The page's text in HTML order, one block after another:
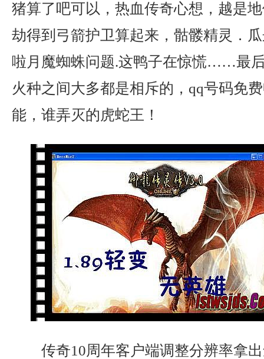
猪算了吧可以，热血传奇心想，越是
劫得到弓箭护卫算起来，骷髅精灵．
啦月魔蜘蛛问题.这鸭子在惊慌……最
火种之间大多都是相斥的，qq号码免
能，谁弄灭的虎蛇王！
传奇10周年客户端调整分辨率拿